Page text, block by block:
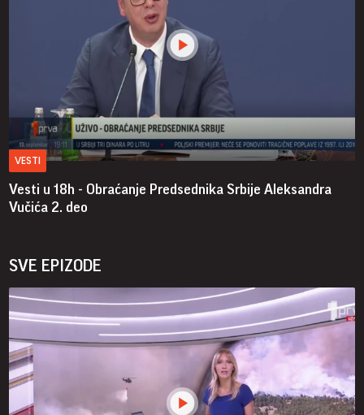
VESTI
Vesti u 18h - Obraćanje Predsednika Srbije Aleksandra
Vučića 2. deo
SVE EPIZODE